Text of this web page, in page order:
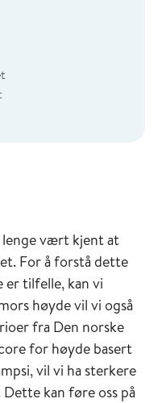
lenge vært kjent at
For å forstå dette
er tilfelle, kan vi
høyde vil vi også
fra Den norske
for høyde basert
vil vi ha sterkere
kan føre oss på